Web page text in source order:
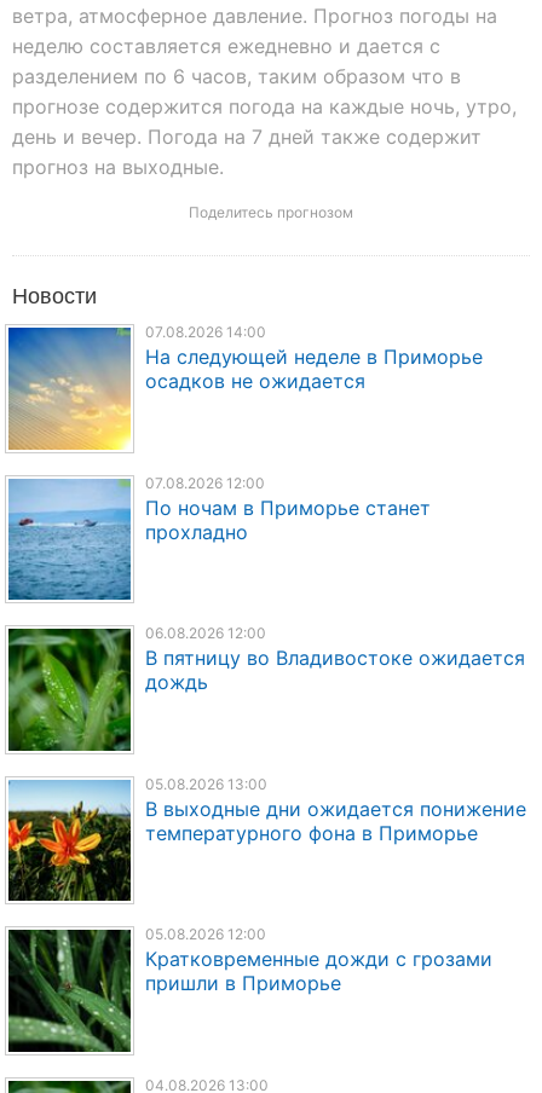
ветра, атмосферное давление. Прогноз погоды на
неделю составляется ежедневно и дается с
разделением по 6 часов, таким образом что в
прогнозе содержится погода на каждые ночь, утро,
день и вечер. Погода на 7 дней также содержит
прогноз на выходные.
Поделитесь прогнозом
Новости
07.08.2026 14:00
На следующей неделе в Приморье
осадков не ожидается
07.08.2026 12:00
По ночам в Приморье станет
прохладно
06.08.2026 12:00
В пятницу во Владивостоке ожидается
дождь
05.08.2026 13:00
В выходные дни ожидается понижение
температурного фона в Приморье
05.08.2026 12:00
Кратковременные дожди с грозами
пришли в Приморье
04.08.2026 13:00